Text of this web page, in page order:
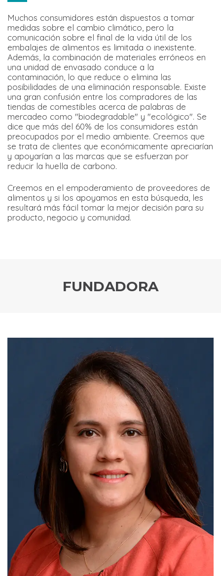
Muchos consumidores están dispuestos a tomar
medidas sobre el cambio climático, pero la
comunicación sobre el final de la vida útil de los
embalajes de alimentos es limitada o inexistente.
Además, la combinación de materiales erróneos en
una unidad de envasado conduce a la
contaminación, lo que reduce o elimina las
posibilidades de una eliminación responsable. Existe
una gran confusión entre los compradores de las
tiendas de comestibles acerca de palabras de
mercadeo como "biodegradable" y "ecológico". Se
dice que más del 60% de los consumidores están
preocupados por el medio ambiente. Creemos que
se trata de clientes que económicamente apreciarían
y apoyarían a las marcas que se esfuerzan por
reducir la huella de carbono.
Creemos en el empoderamiento de proveedores de
alimentos y si los apoyamos en esta búsqueda, les
resultará más fácil tomar la mejor decisión para su
producto, negocio y comunidad.
FUNDADORA